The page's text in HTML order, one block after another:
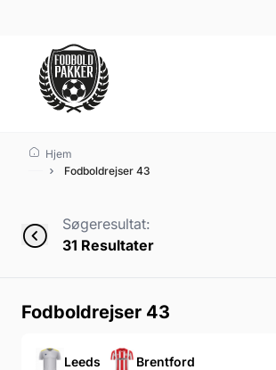
Fodboldrejser 43
Hjem
Fodboldrejser 43
Søgeresultat:
31 Resultater
Fodboldrejser 43
Leeds Brentford